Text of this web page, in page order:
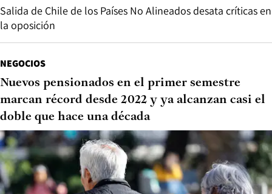
Salida de Chile de los Países No Alineados desata críticas en
la oposición
NEGOCIOS
Nuevos pensionados en el primer semestre
marcan récord desde 2022 y ya alcanzan casi el
doble que hace una década